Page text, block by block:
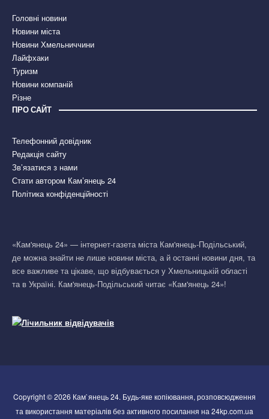
Головні новини
Новини міста
Новини Хмельниччини
Лайфхаки
Туризм
Новини компаній
Різне
ПРО САЙТ
Телефонний довідник
Редакція сайту
Зв’язатися з нами
Стати автором Кам’янець 24
Політика конфіденційності
«Кам'янець 24» — інтернет-газета міста Кам'янець-Подільський,
де можна знайти не лише новини міста, а й останні новини дня, та
все важливе та цікаве, що відбувається у Хмельницькій області
та в Україні. Кам'янець-Подільський читає «Кам'янець 24»!
Copyright © 2026 Кам`янець 24. Будь-яке копіювання, розповсюдження
та використання матеріалів без активного посилання на 24kp.com.ua